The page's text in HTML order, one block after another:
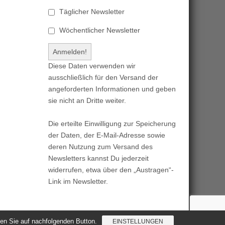
Täglicher Newsletter
Wöchentlicher Newsletter
Diese Daten verwenden wir
ausschließlich für den Versand der
angeforderten Informationen und geben
sie nicht an Dritte weiter.
Die erteilte Einwilligung zur Speicherung
der Daten, der E-Mail-Adresse sowie
deren Nutzung zum Versand des
Newsletters kannst Du jederzeit
widerrufen, etwa über den „Austragen“-
Link im Newsletter.
Sie auf nachfolgenden Button. EINSTELLUNGEN